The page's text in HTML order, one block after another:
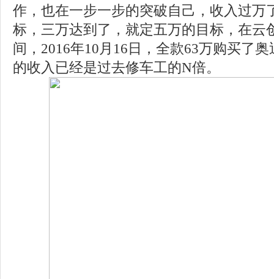
作，也在一步一步的突破自己，收入过万
标，三万达到了，就定五万的目标，在云
间，2016年10月16日，全款63万购买了
的收入已经是过去修车工的N倍。